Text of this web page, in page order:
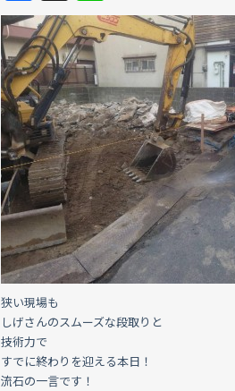
a
c
e
b
o
o
k
n
e
狭い現場も
しげさんのスムーズな段取りと
技術力で
すでに終わりを迎える本日！
流石の一言です！